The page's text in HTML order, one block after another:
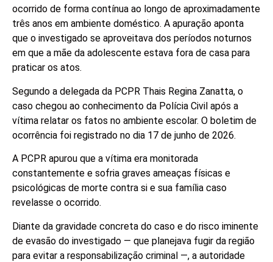
ocorrido de forma contínua ao longo de aproximadamente
três anos em ambiente doméstico. A apuração aponta
que o investigado se aproveitava dos períodos noturnos
em que a mãe da adolescente estava fora de casa para
praticar os atos.
Segundo a delegada da PCPR Thais Regina Zanatta, o
caso chegou ao conhecimento da Polícia Civil após a
vítima relatar os fatos no ambiente escolar. O boletim de
ocorrência foi registrado no dia 17 de junho de 2026.
A PCPR apurou que a vítima era monitorada
constantemente e sofria graves ameaças físicas e
psicológicas de morte contra si e sua família caso
revelasse o ocorrido.
Diante da gravidade concreta do caso e do risco iminente
de evasão do investigado — que planejava fugir da região
para evitar a responsabilização criminal —, a autoridade